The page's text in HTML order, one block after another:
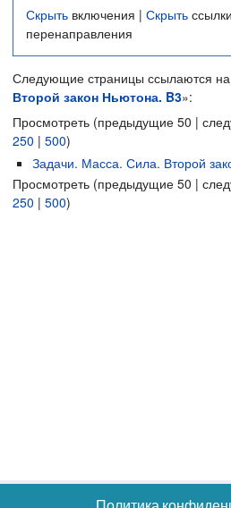
Скрыть включения | Скрыть
перенаправления
Следующие страницы ссылаются
Второй закон Ньютона. B3»:
Просмотреть (предыдущие 50 |
250 | 500)
Задачи. Масса. Сила. Второй
Просмотреть (предыдущие 50 |
250 | 500)
Политика